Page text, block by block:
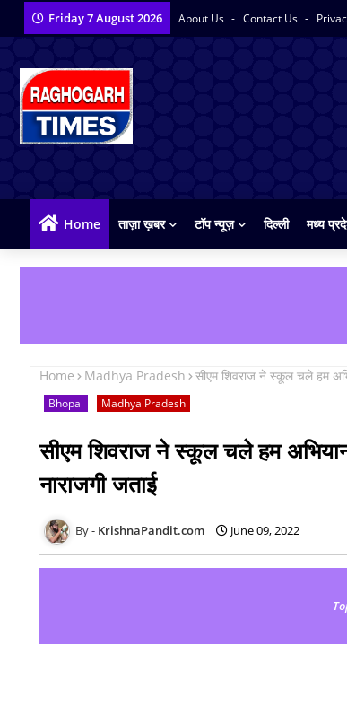
Friday 7 August 2026 About Us Contact Us
Home ताज़ा ख़बर टॉप न्यूज़ दिल्ली मध्य
Home Madhya Pradesh सीएम शिवराज ने स्कूल चले हम
Bhopal Madhya Pradesh
सीएम शिवराज ने स्कूल चले हम
नाराजगी जताई
KrishnaPandit.com June 09, 2022